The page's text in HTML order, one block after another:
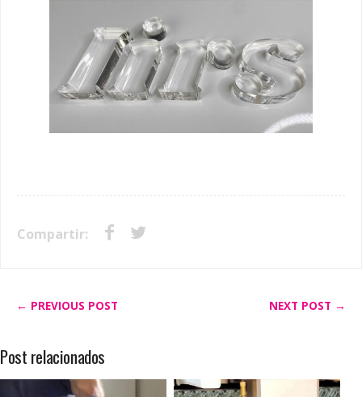
Compartir:
← PREVIOUS POST NEXT POST →
Post relacionados